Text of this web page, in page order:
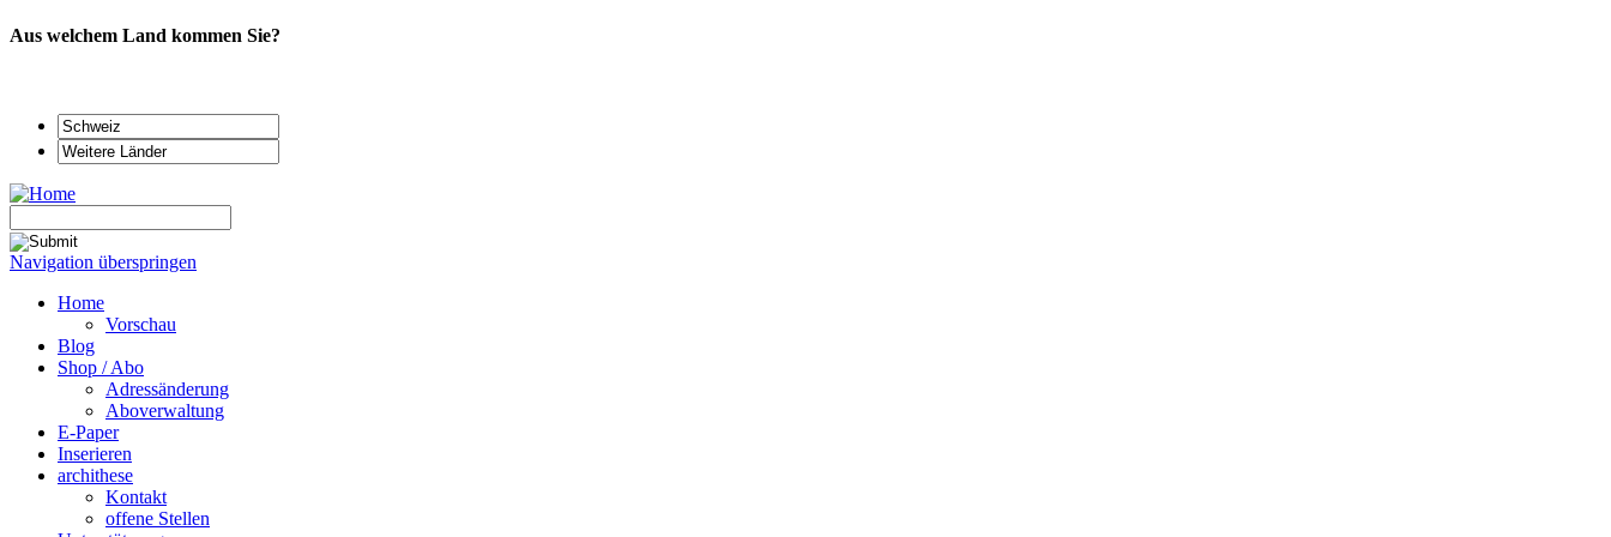
Aus welchem Land kommen Sie?
Navigation überspringen
Home
Vorschau
Blog
Shop / Abo
Adressänderung
Aboverwaltung
E-Paper
Inserieren
archithese
Kontakt
offene Stellen